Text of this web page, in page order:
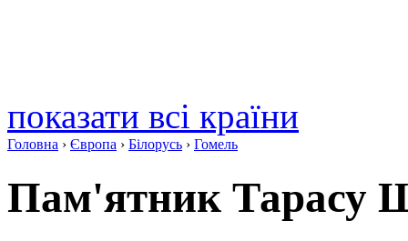
показати всі країни
Головна › Європа › Білорусь › Гомель
Пам'ятник Тарасу